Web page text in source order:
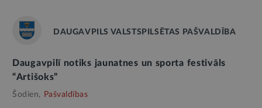
DAUGAVPILS VALSTSPILSĒTAS PAŠVALDĪBA
Daugavpilī notiks jaunatnes un sporta festivāls
“Artišoks”
Šodien, Pašvaldības